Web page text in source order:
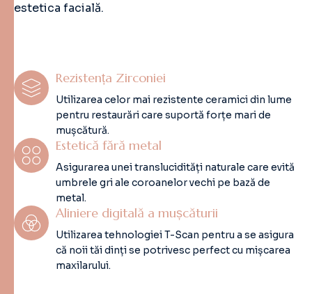
estetica facială.
Rezistența Zirconiei
Utilizarea celor mai rezistente ceramici din lume
pentru restaurări care suportă forțe mari de
mușcătură.
Estetică fără metal
Asigurarea unei translucidități naturale care evită
umbrele gri ale coroanelor vechi pe bază de
metal.
Aliniere digitală a mușcăturii
Utilizarea tehnologiei T-Scan pentru a se asigura
că noii tăi dinți se potrivesc perfect cu mișcarea
maxilarului.